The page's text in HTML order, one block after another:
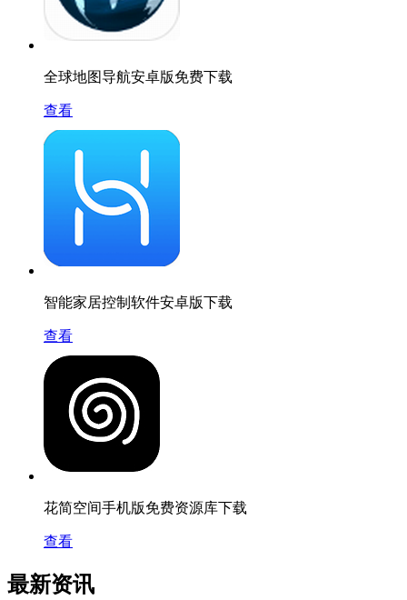
全球地图导航安卓版免费下载
查看
智能家居控制软件安卓版下载
查看
花简空间手机版免费资源库下载
查看
最新资讯